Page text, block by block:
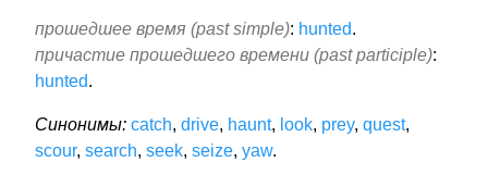
прошедшее время (past simple): hunted.
причастие прошедшего времени (past participle):
hunted.
Синонимы: catch, drive, haunt, look, prey, quest,
scour, search, seek, seize, yaw.